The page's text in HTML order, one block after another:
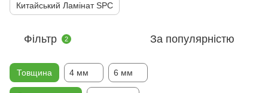
Китайський Ламінат SPC
Фільтр 2 За популярністю
Товщина 4 мм 6 мм